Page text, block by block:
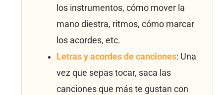
los instrumentos, cómo mover la
mano diestra, ritmos, cómo marcar
los acordes, etc.
Letras y acordes de canciones: Una
vez que sepas tocar, saca las
canciones que más te gustan con